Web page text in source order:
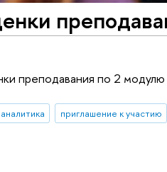
преподавания по 2
приглашение к участию